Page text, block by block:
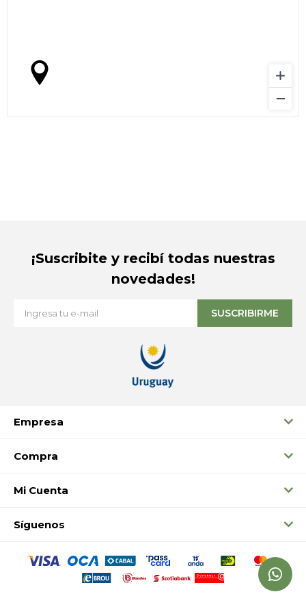
Empresa
Compra
Mi Cuenta
Síguenos
¡Suscribite y recibí todas nuestras
novedades!
SUSCRIBIRME